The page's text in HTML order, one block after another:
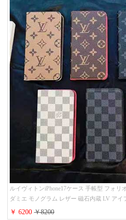
ルイヴィトンiPhone17ケース 手帳型 フォリ
ダミエ モノグラム レザー 磁石内蔵 LV アイ
ビジネス風 メンズ レディース おしゃれ ブラ
￥ 6200￥8200